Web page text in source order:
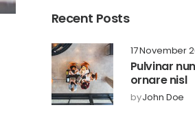
Recent Posts
17 November
Pulvinar
ornare nisl
byJohn Doe